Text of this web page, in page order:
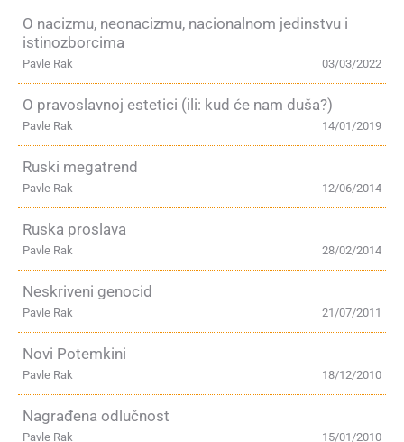
O nacizmu, neonacizmu, nacionalnom jedinstvu i
istinozborcima
03/03/2022
Pavle Rak
O pravoslavnoj estetici (ili: kud će nam duša?)
14/01/2019
Pavle Rak
Ruski megatrend
12/06/2014
Pavle Rak
Ruska proslava
28/02/2014
Pavle Rak
Neskriveni genocid
21/07/2011
Pavle Rak
Novi Potemkini
18/12/2010
Pavle Rak
Nagrađena odlučnost
15/01/2010
Pavle Rak